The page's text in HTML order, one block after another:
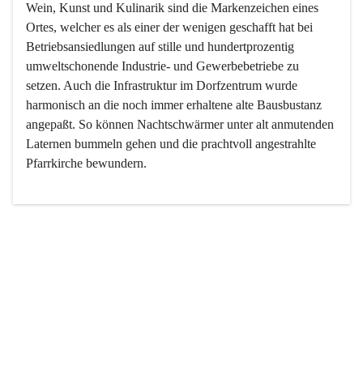
Wein, Kunst und Kulinarik sind die Markenzeichen eines
Ortes, welcher es als einer der wenigen geschafft hat bei
Betriebsansiedlungen auf stille und hundertprozentig
umweltschonende Industrie- und Gewerbebetriebe zu
setzen. Auch die Infrastruktur im Dorfzentrum wurde
harmonisch an die noch immer erhaltene alte Bausbustanz
angepaßt. So können Nachtschwärmer unter alt anmutenden
Laternen bummeln gehen und die prachtvoll angestrahlte
Pfarrkirche bewundern.
Der Weinbau dominert heute nicht mehr, ist aber integrativer